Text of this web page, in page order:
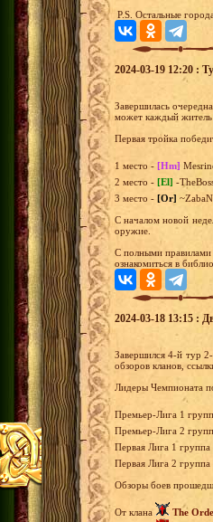
P.S. Остальные
2024-03-19 12:20 :
Завершилась
может каждый житель
Первая тройка
1 место - [Hm]
2 место - [El] -
3 место - [Or]
С началом новой
оружие.
С полными правилами
ознакомиться в
2024-03-18 13:15 :
Завершился 4-й тур
обзоров кланов,
Лидеры Чемпионата
Премьер-Лига 1
Премьер-Лига 2
Первая Лига 1 группа
Первая Лига 2 группа
Обзоры боев
От клана The